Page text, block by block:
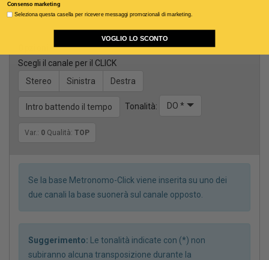
Voce guida femminile
Scegli il canale per il CLICK
Stereo
Sinistra Destra
Intro battendo il tempo Tonalità: DO *
Var.: 0 Qualità: TOP
Se la base Metronomo-Click viene inserita su uno dei
due canali la base suonerà sul canale opposto.
Suggerimento: Le tonalità indicate con (*) non
subiranno alcuna transposizione durante la
Consenso marketing
Seleziona questa casella per ricevere messaggi promozionali di marketing.
VOGLIO LO SCONTO